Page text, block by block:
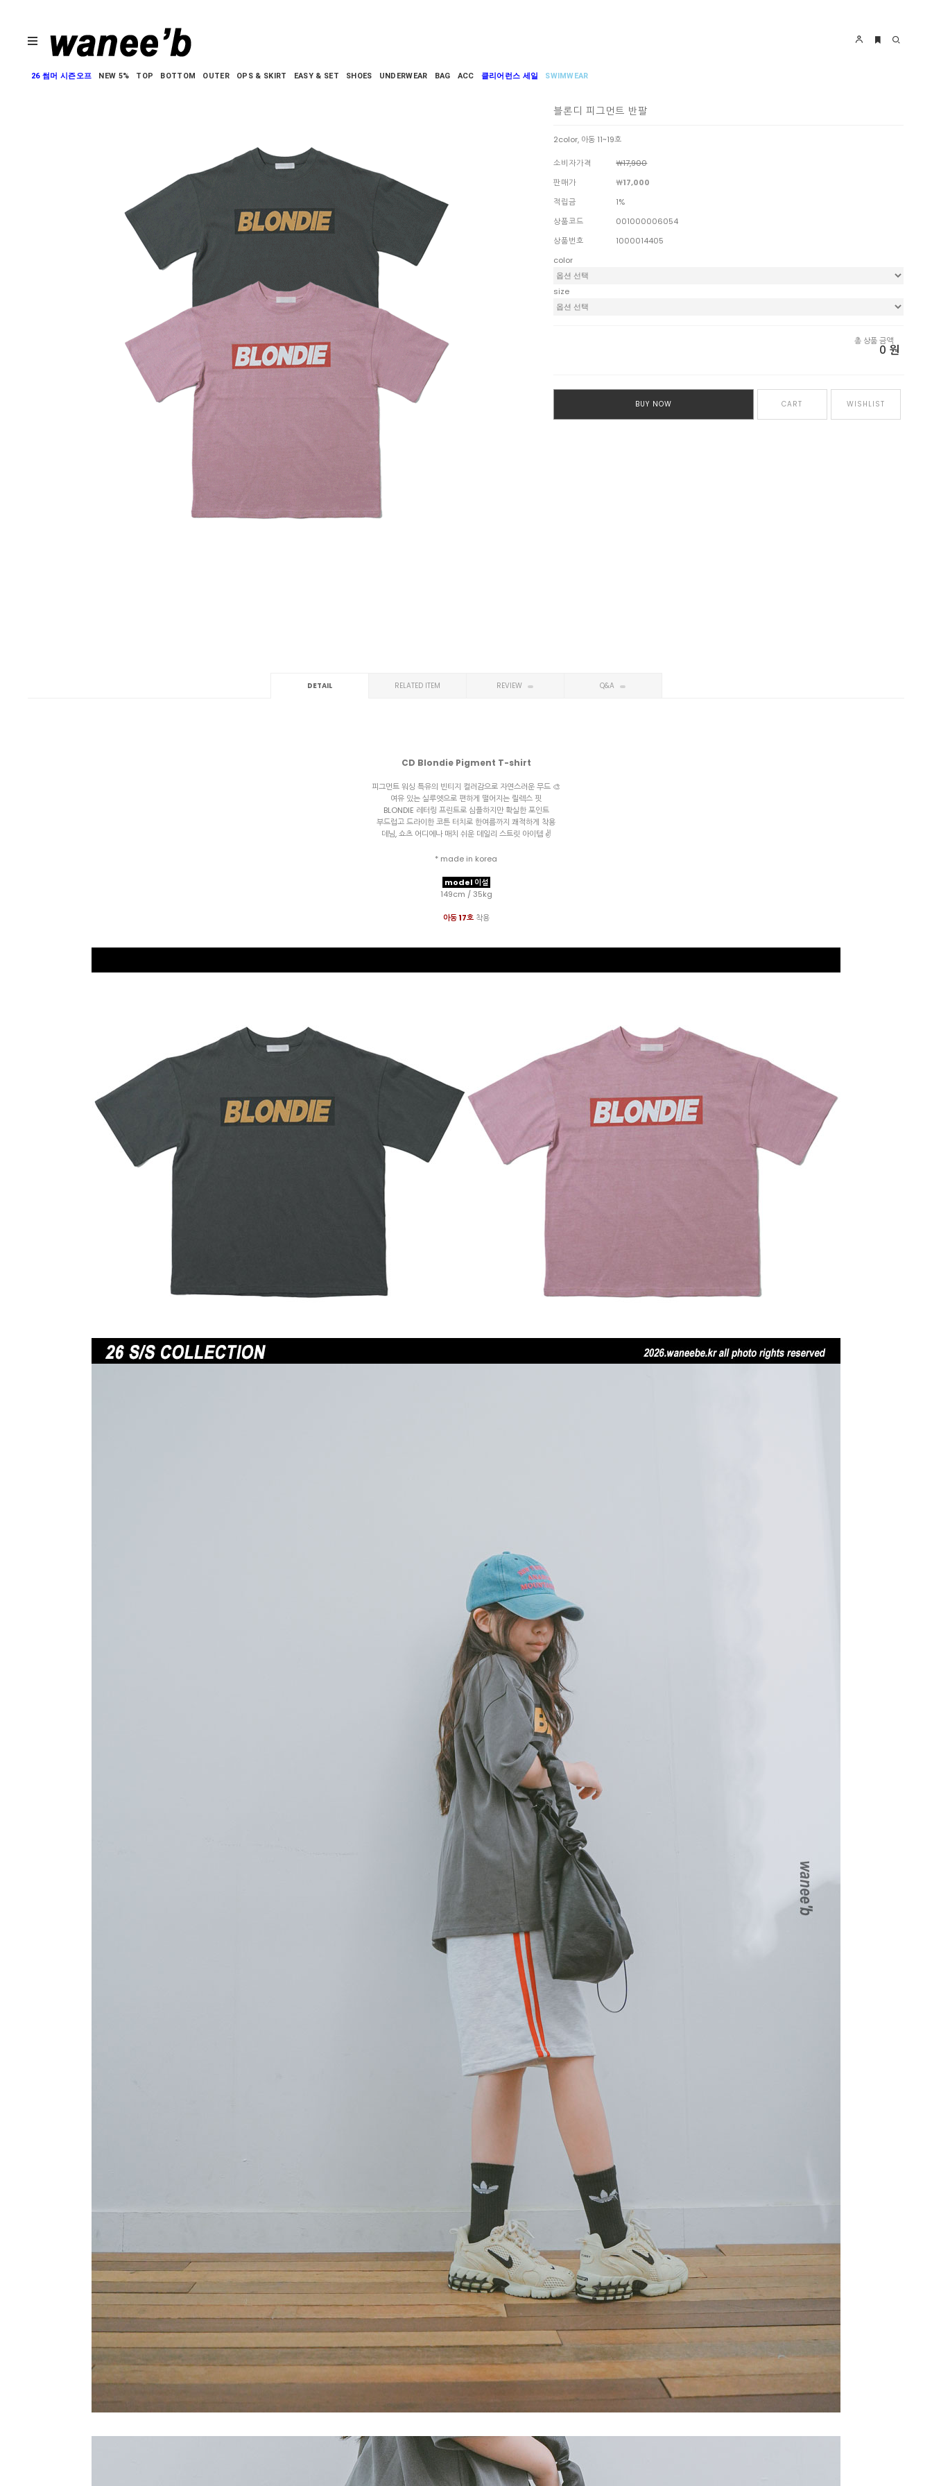
26 썸머 시즌오프 NEW 5% TOP BOTTOM OUTER OPS & SKIRT EASY & SET SHOES UNDERWEAR BAG ACC 클리어런스 세일 SWIMWEAR
블론디 피그먼트 반팔
2color, 아동 11~19호
소비자가격
￦17,900
판매가
￦17,000
적립금
1%
상품코드
001000006054
상품번호
1000014405
color
size
총 상품 금액
0 원
BUY NOW CART WISHLIST
DETAIL RELATED ITEM REVIEW Q&A
CD Blondie Pigment T-shirt
피그먼트 워싱 특유의 빈티지 컬러감으로 자연스러운 무드 🎨
여유 있는 실루엣으로 편하게 떨어지는 릴렉스 핏
BLONDIE 레터링 프린트로 심플하지만 확실한 포인트
부드럽고 드라이한 코튼 터치로 한여름까지 쾌적하게 착용
데님, 쇼츠 어디에나 매치 쉬운 데일리 스트릿 아이템 ✌️
* made in korea
model 이설
149cm / 35kg
아동 17호착용